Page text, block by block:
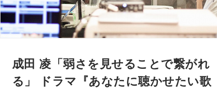
成田 凌「弱さを見せることで繋がれ
る」 ドラマ『あなたに聴かせたい歌